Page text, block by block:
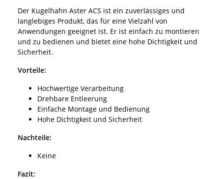
Der Kugelhahn Aster ACS ist ein zuverlässiges und
langlebiges Produkt, das für eine Vielzahl von
Anwendungen geeignet ist. Er ist einfach zu montieren
und zu bedienen und bietet eine hohe Dichtigkeit und
Sicherheit.
Vorteile:
Hochwertige Verarbeitung
Drehbare Entleerung
Einfache Montage und Bedienung
Hohe Dichtigkeit und Sicherheit
Nachteile:
Keine
Fazit: